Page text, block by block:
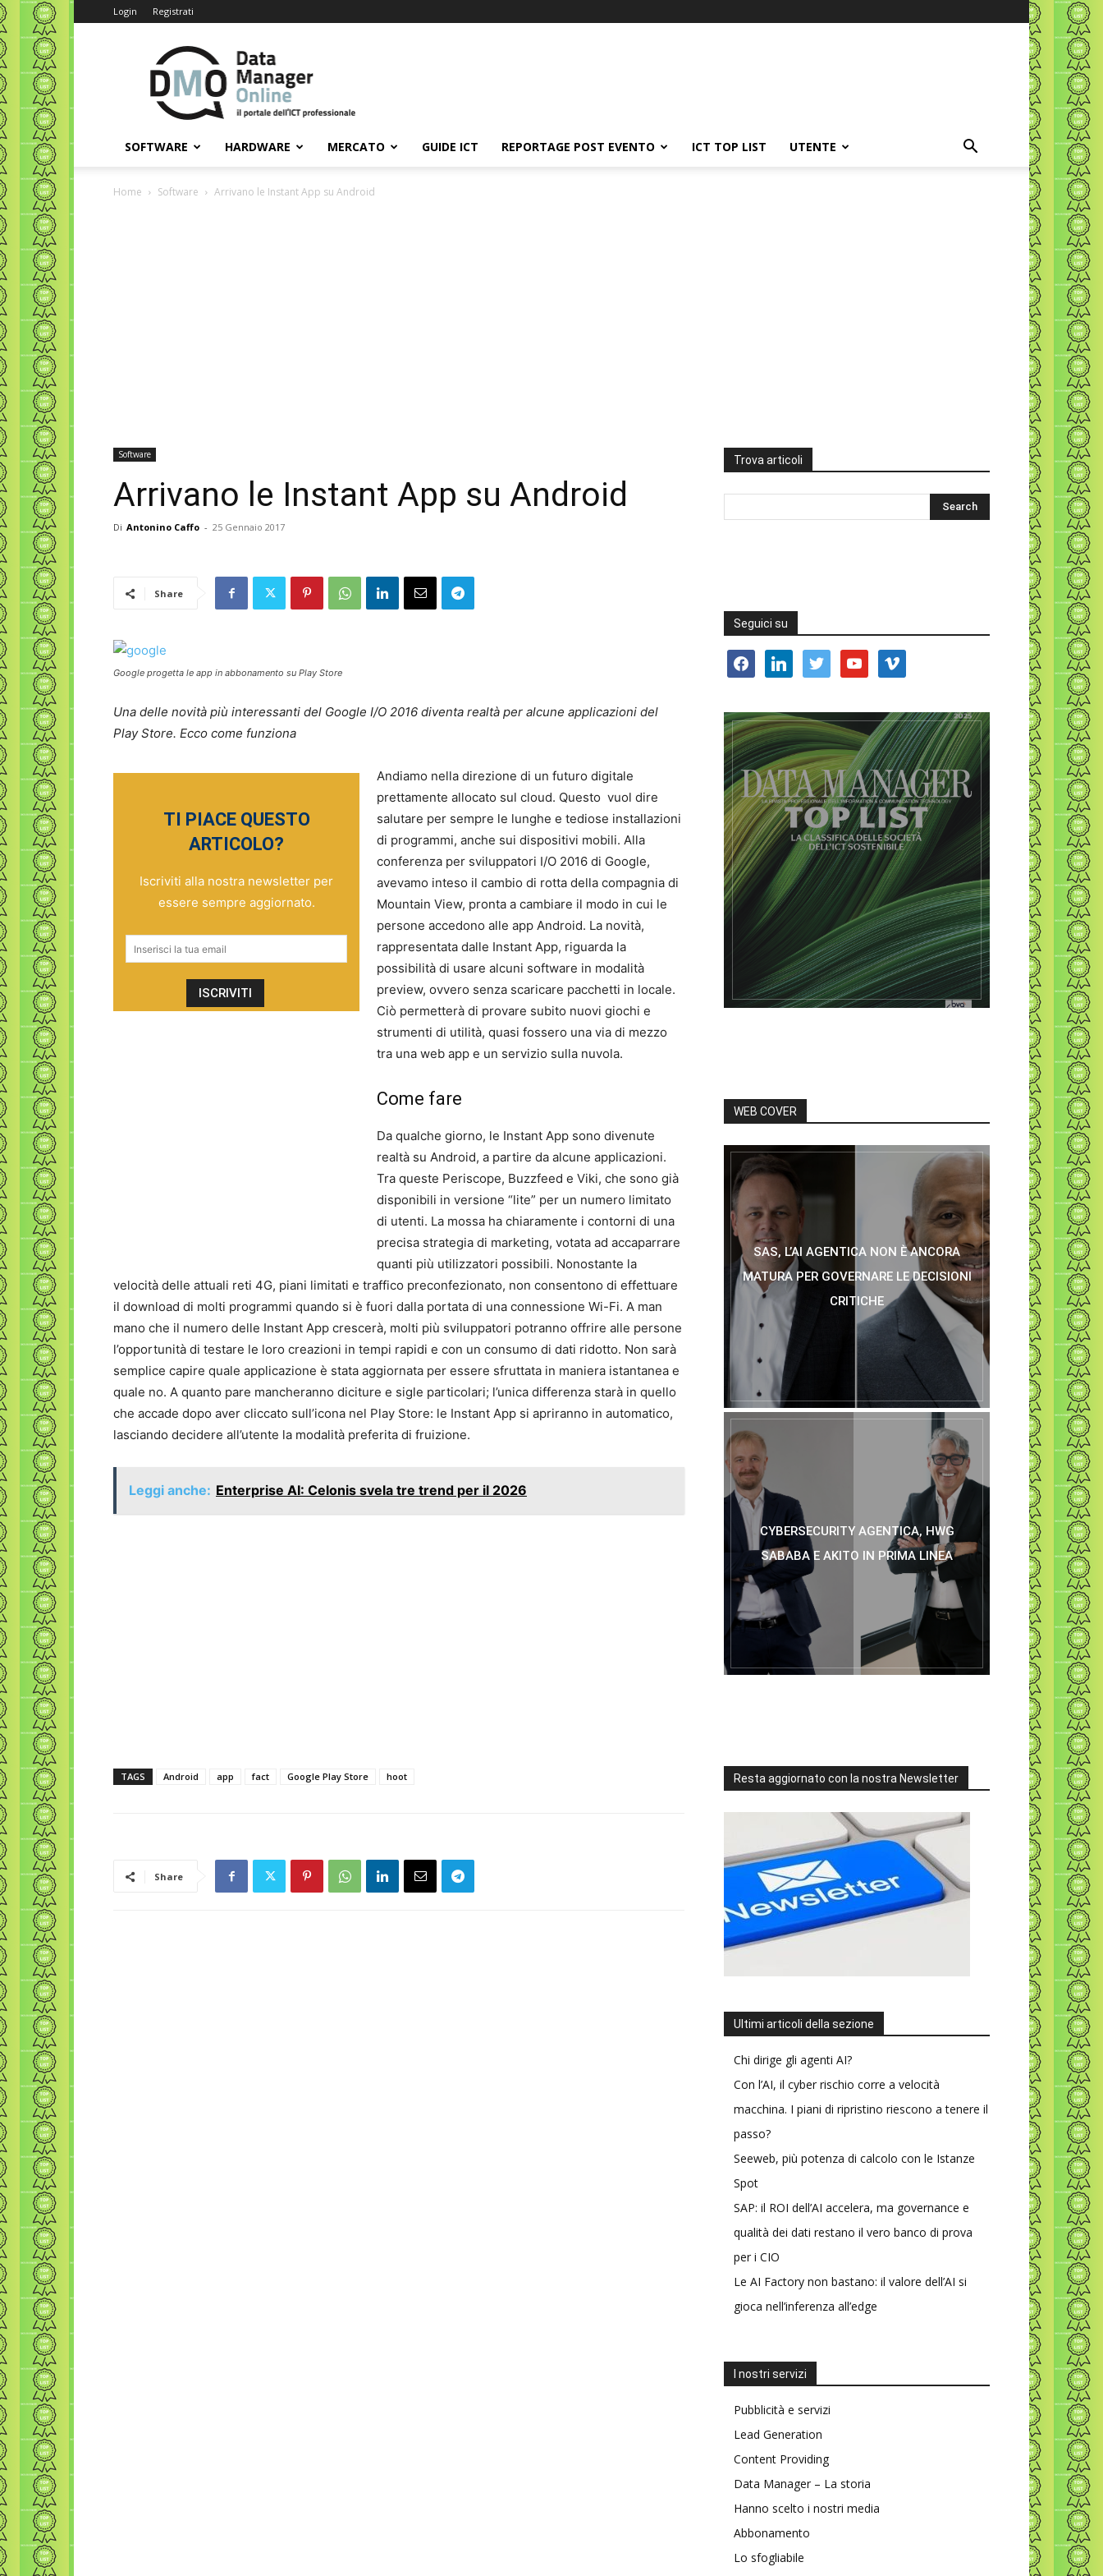
Login Registrati
Data
Manager
Online
SOFTWARE HARDWARE MERCATO GUIDE ICT REPORTAGE POST EVENTO ICT TOP LIST UTENTE
Home Software Arrivano le Instant App su Android
Software
Arrivano le Instant App su Android
Di Antonino Caffo - 25 Gennaio 2017
Share
Google progetta le app in abbonamento su Play Store
Una delle novità più interessanti del Google I/O 2016 diventa realtà per alcune applicazioni del
Play Store. Ecco come funziona
TI PIACE QUESTO
ARTICOLO?
Iscriviti alla nostra newsletter per
essere sempre aggiornato.
Andiamo nella direzione di un futuro digitale
prettamente allocato sul cloud. Questo vuol dire
salutare per sempre le lunghe e tediose installazioni
di programmi, anche sui dispositivi mobili. Alla
conferenza per sviluppatori I/O 2016 di Google,
avevamo inteso il cambio di rotta della compagnia di
Mountain View, pronta a cambiare il modo in cui le
persone accedono alle app Android. La novità,
rappresentata dalle Instant App, riguarda la
possibilità di usare alcuni software in modalità
preview, ovvero senza scaricare pacchetti in locale.
Ciò permetterà di provare subito nuovi giochi e
strumenti di utilità, quasi fossero una via di mezzo
tra una web app e un servizio sulla nuvola.
Come fare
Da qualche giorno, le Instant App sono divenute
realtà su Android, a partire da alcune applicazioni.
Tra queste Periscope, Buzzfeed e Viki, che sono già
disponibili in versione “lite” per un numero limitato
di utenti. La mossa ha chiaramente i contorni di una
precisa strategia di marketing, votata ad accaparrare
quanti più utilizzatori possibili. Nonostante la
velocità delle attuali reti 4G, piani limitati e traffico preconfezionato, non consentono di effettuare
il download di molti programmi quando si è fuori dalla portata di una connessione Wi-Fi. A man
mano che il numero delle Instant App crescerà, molti più sviluppatori potranno offrire alle persone
l’opportunità di testare le loro creazioni in tempi rapidi e con un consumo di dati ridotto. Non sarà
semplice capire quale applicazione è stata aggiornata per essere sfruttata in maniera istantanea e
quale no. A quanto pare mancheranno diciture e sigle particolari; l’unica differenza starà in quello
che accade dopo aver cliccato sull’icona nel Play Store: le Instant App si apriranno in automatico,
lasciando decidere all’utente la modalità preferita di fruizione.
Leggi anche: Enterprise AI: Celonis svela tre trend per il 2026
TAGS Android app fact Google Play Store hoot
Share
Trova articoli
Seguici su
facebooklinkedin twitter youtube vimeo
WEB COVER
SAS, L’AI AGENTICA NON È ANCORA
MATURA PER GOVERNARE LE DECISIONI
CRITICHE
CYBERSECURITY AGENTICA, HWG
SABABA E AKITO IN PRIMA LINEA
Resta aggiornato con la nostra Newsletter
Ultimi articoli della sezione
Chi dirige gli agenti AI?
Con l’AI, il cyber rischio corre a velocità
macchina. I piani di ripristino riescono a tenere il
passo?
Seeweb, più potenza di calcolo con le Istanze
Spot
SAP: il ROI dell’AI accelera, ma governance e
qualità dei dati restano il vero banco di prova
per i CIO
Le AI Factory non bastano: il valore dell’AI si
gioca nell’inferenza all’edge
I nostri servizi
Pubblicità e servizi
Lead Generation
Content Providing
Data Manager – La storia
Hanno scelto i nostri media
Abbonamento
Lo sfogliabile